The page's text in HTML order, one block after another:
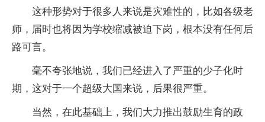
这种形势对于很多人来说是灾难性的，比如各级老
师，届时也将因为学校缩减被迫下岗，根本没有任何后
路可言。
毫不夸张地说，我们已经进入了严重的少子化时
期，这对于一个超级大国来说，后果很严重。
当然，在此基础上，我们大力推出鼓励生育的政